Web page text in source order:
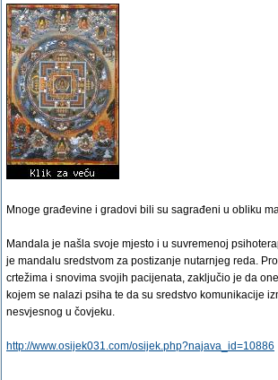
Mnoge građevine i gradovi bili su sagrađeni u obliku
Mandala je našla svoje mjesto i u suvremenoj
je mandalu sredstvom za postizanje nutarnjeg reda.
crtežima i snovima svojih pacijenata, zaključio je da
kojem se nalazi psiha te da su sredstvo komunikacije
nesvjesnog u čovjeku.
http://www.osijek031.com/osijek.php?najava_id=10886